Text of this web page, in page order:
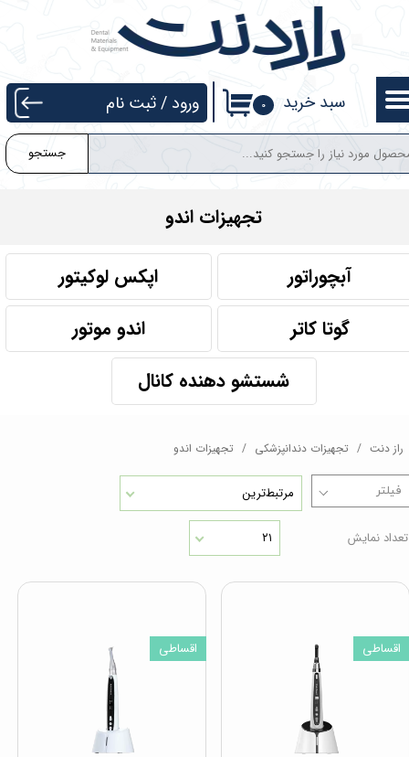
جستجو
۰ سبد خرید ورود /ثبت نام
حساب کاربری من
تغییر گذر واژه
سفارشات
خروج از حساب کاربری
تجهیزات اندو
آبچوراتور
اپکس لوکیتور
گوتا کاتر
اندو موتور
شستشو دهنده کانال
راز دنت تجهیزات دندانپزشکی تجهیزات اندو
مرتبط‌ترین
تعداد نمایش ۲۱
اقساطی اقساطی